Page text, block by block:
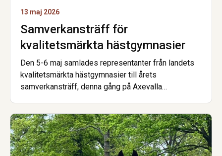
13 maj 2026
Samverkansträff för
kvalitetsmärkta hästgymnasier
Den 5-6 maj samlades representanter från landets
kvalitetsmärkta hästgymnasier till årets
samverkansträff, denna gång på Axevalla